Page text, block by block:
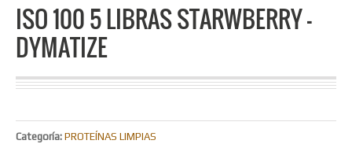
ISO 100 5 LIBRAS STARWBERRY –
DYMATIZE
Categoría: PROTEÍNAS LIMPIAS